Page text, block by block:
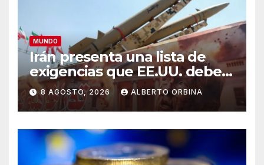
MUNDO
Irán presenta una lista de
exigencias que EE.UU. debe
cumplir para la reapertura de
Ormuz
8 AGOSTO, 2026 ALBERTO ORBINA